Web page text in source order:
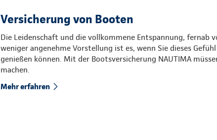
Versicherung von Booten
Die Leidenschaft und die vollkommene Entspannung, fernab
weniger angenehme Vorstellung ist es, wenn Sie dieses
genießen können. Mit der Bootsversicherung NAUTIMA
machen.
Mehr erfahren